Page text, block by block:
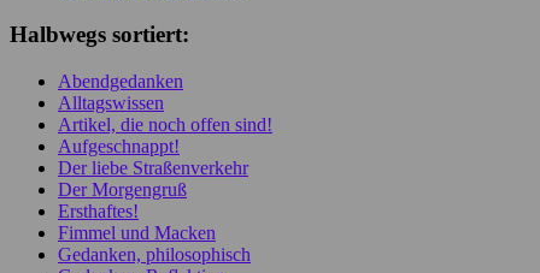
Halbwegs sortiert:
Abendgedanken
Alltagswissen
Artikel, die noch offen sind!
Aufgeschnappt!
Der liebe Straßenverkehr
Der Morgengruß
Ersthaftes!
Fimmel und Macken
Gedanken, philosophisch